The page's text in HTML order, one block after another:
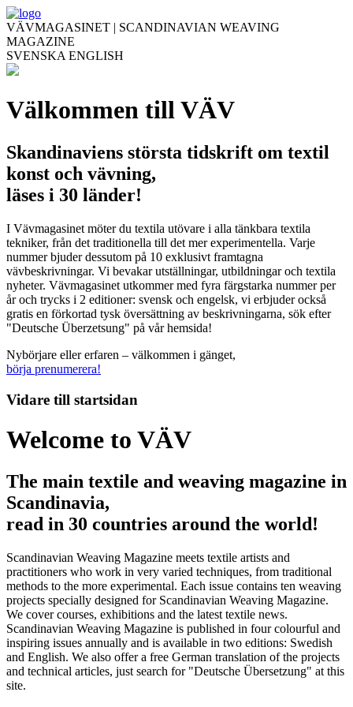
VÄVMAGASINET | SCANDINAVIAN WEAVING
MAGAZINE
SVENSKA ENGLISH
Välkommen till VÄV
Skandinaviens största tidskrift om textil
konst och vävning,
läses i 30 länder!
I Vävmagasinet möter du textila utövare i alla tänkbara textila
tekniker, från det traditionella till det mer experimentella. Varje
nummer bjuder dessutom på 10 exklusivt framtagna
vävbeskrivningar. Vi bevakar utställningar, utbildningar och textila
nyheter. Vävmagasinet utkommer med fyra färgstarka nummer per
år och trycks i 2 editioner: svensk och engelsk, vi erbjuder också
gratis en förkortad tysk översättning av beskrivningarna, sök efter
"Deutsche Überzetsung" på vår hemsida!
Nybörjare eller erfaren – välkommen i gänget,
börja prenumerera!
Vidare till startsidan
Welcome to VÄV
The main textile and weaving magazine in
Scandinavia,
read in 30 countries around the world!
Scandinavian Weaving Magazine meets textile artists and
practitioners who work in very varied techniques, from traditional
methods to the more experimental. Each issue contains ten weaving
projects specially designed for Scandinavian Weaving Magazine.
We cover courses, exhibitions and the latest textile news.
Scandinavian Weaving Magazine is published in four colourful and
inspiring issues annually and is available in two editions: Swedish
and English. We also offer a free German translation of the projects
and technical articles, just search for "Deutsche Übersetzung" at this
site.